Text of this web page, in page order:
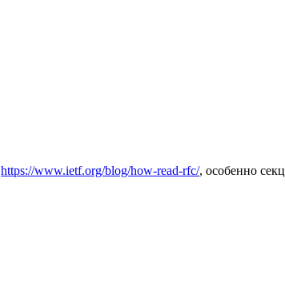
https://www.ietf.org/blog/how-read-rfc/, особенно